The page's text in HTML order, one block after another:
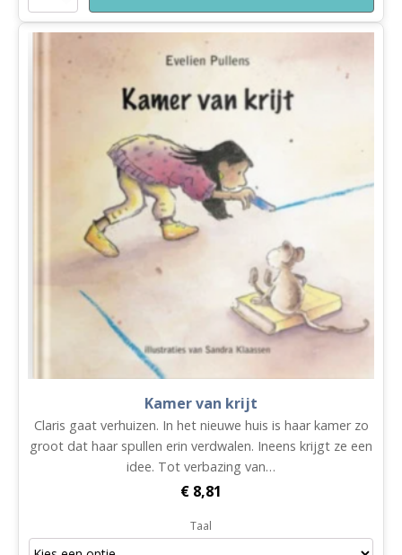
aantal
Kamer van krijt
Claris gaat verhuizen. In het nieuwe huis is haar kamer zo
groot dat haar spullen erin verdwalen. Ineens krijgt ze een
idee. Tot verbazing van…
€ 8,81
Taal